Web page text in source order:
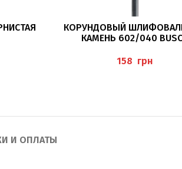
В КОРЗИНУ
КОРУНДОВЫЙ
КАМЕНЬ 602/040
грн
И ОПЛАТЫ